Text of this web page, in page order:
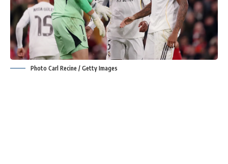
Photo Carl Recine / Getty Images